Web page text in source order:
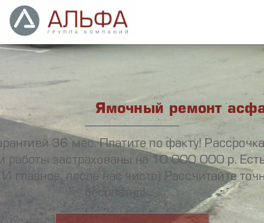
Ямочный ремонт
36 мес. Платите по факту!
застрахованы на 10 000 000 р.
главное, после нас чисто) Рассчитайте
бесплатно!